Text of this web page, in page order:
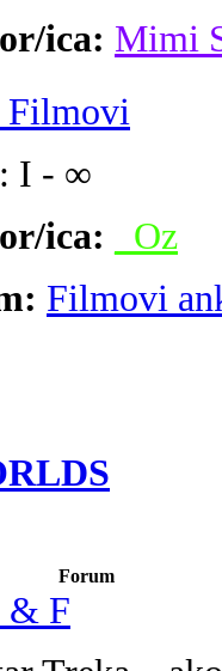
ica: Mimi
Filmovi
I - ∞
ica:
_Oz
Filmovi
Forum
& F